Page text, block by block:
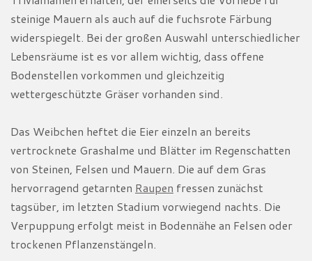
steinige Mauern als auch auf die fuchsrote Färbung
widerspiegelt. Bei der großen Auswahl unterschiedlicher
Lebensräume ist es vor allem wichtig, dass offene
Bodenstellen vorkommen und gleichzeitig
wettergeschützte Gräser vorhanden sind.
Das Weibchen heftet die Eier einzeln an bereits
vertrocknete Grashalme und Blätter im Regenschatten
von Steinen, Felsen und Mauern. Die auf dem Gras
hervorragend getarnten Raupen fressen zunächst
tagsüber, im letzten Stadium vorwiegend nachts. Die
Verpuppung erfolgt meist in Bodennähe an Felsen oder
trockenen Pflanzenstängeln.